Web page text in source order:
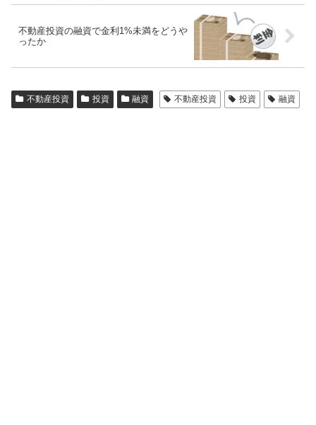
不動産投資の融資で金利1%未満をどうや
ったか
不動産投資 投資 融資 不動産投資 投資 融資